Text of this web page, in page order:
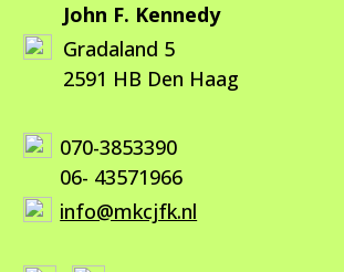
John F. Kennedy
Gradaland 5
2591 HB Den Haag
070-3853390
06- 43571966
info@mkcjfk.nl